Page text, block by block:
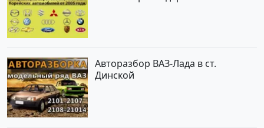
Авторазбор ВАЗ-Лада в ст.
Динской